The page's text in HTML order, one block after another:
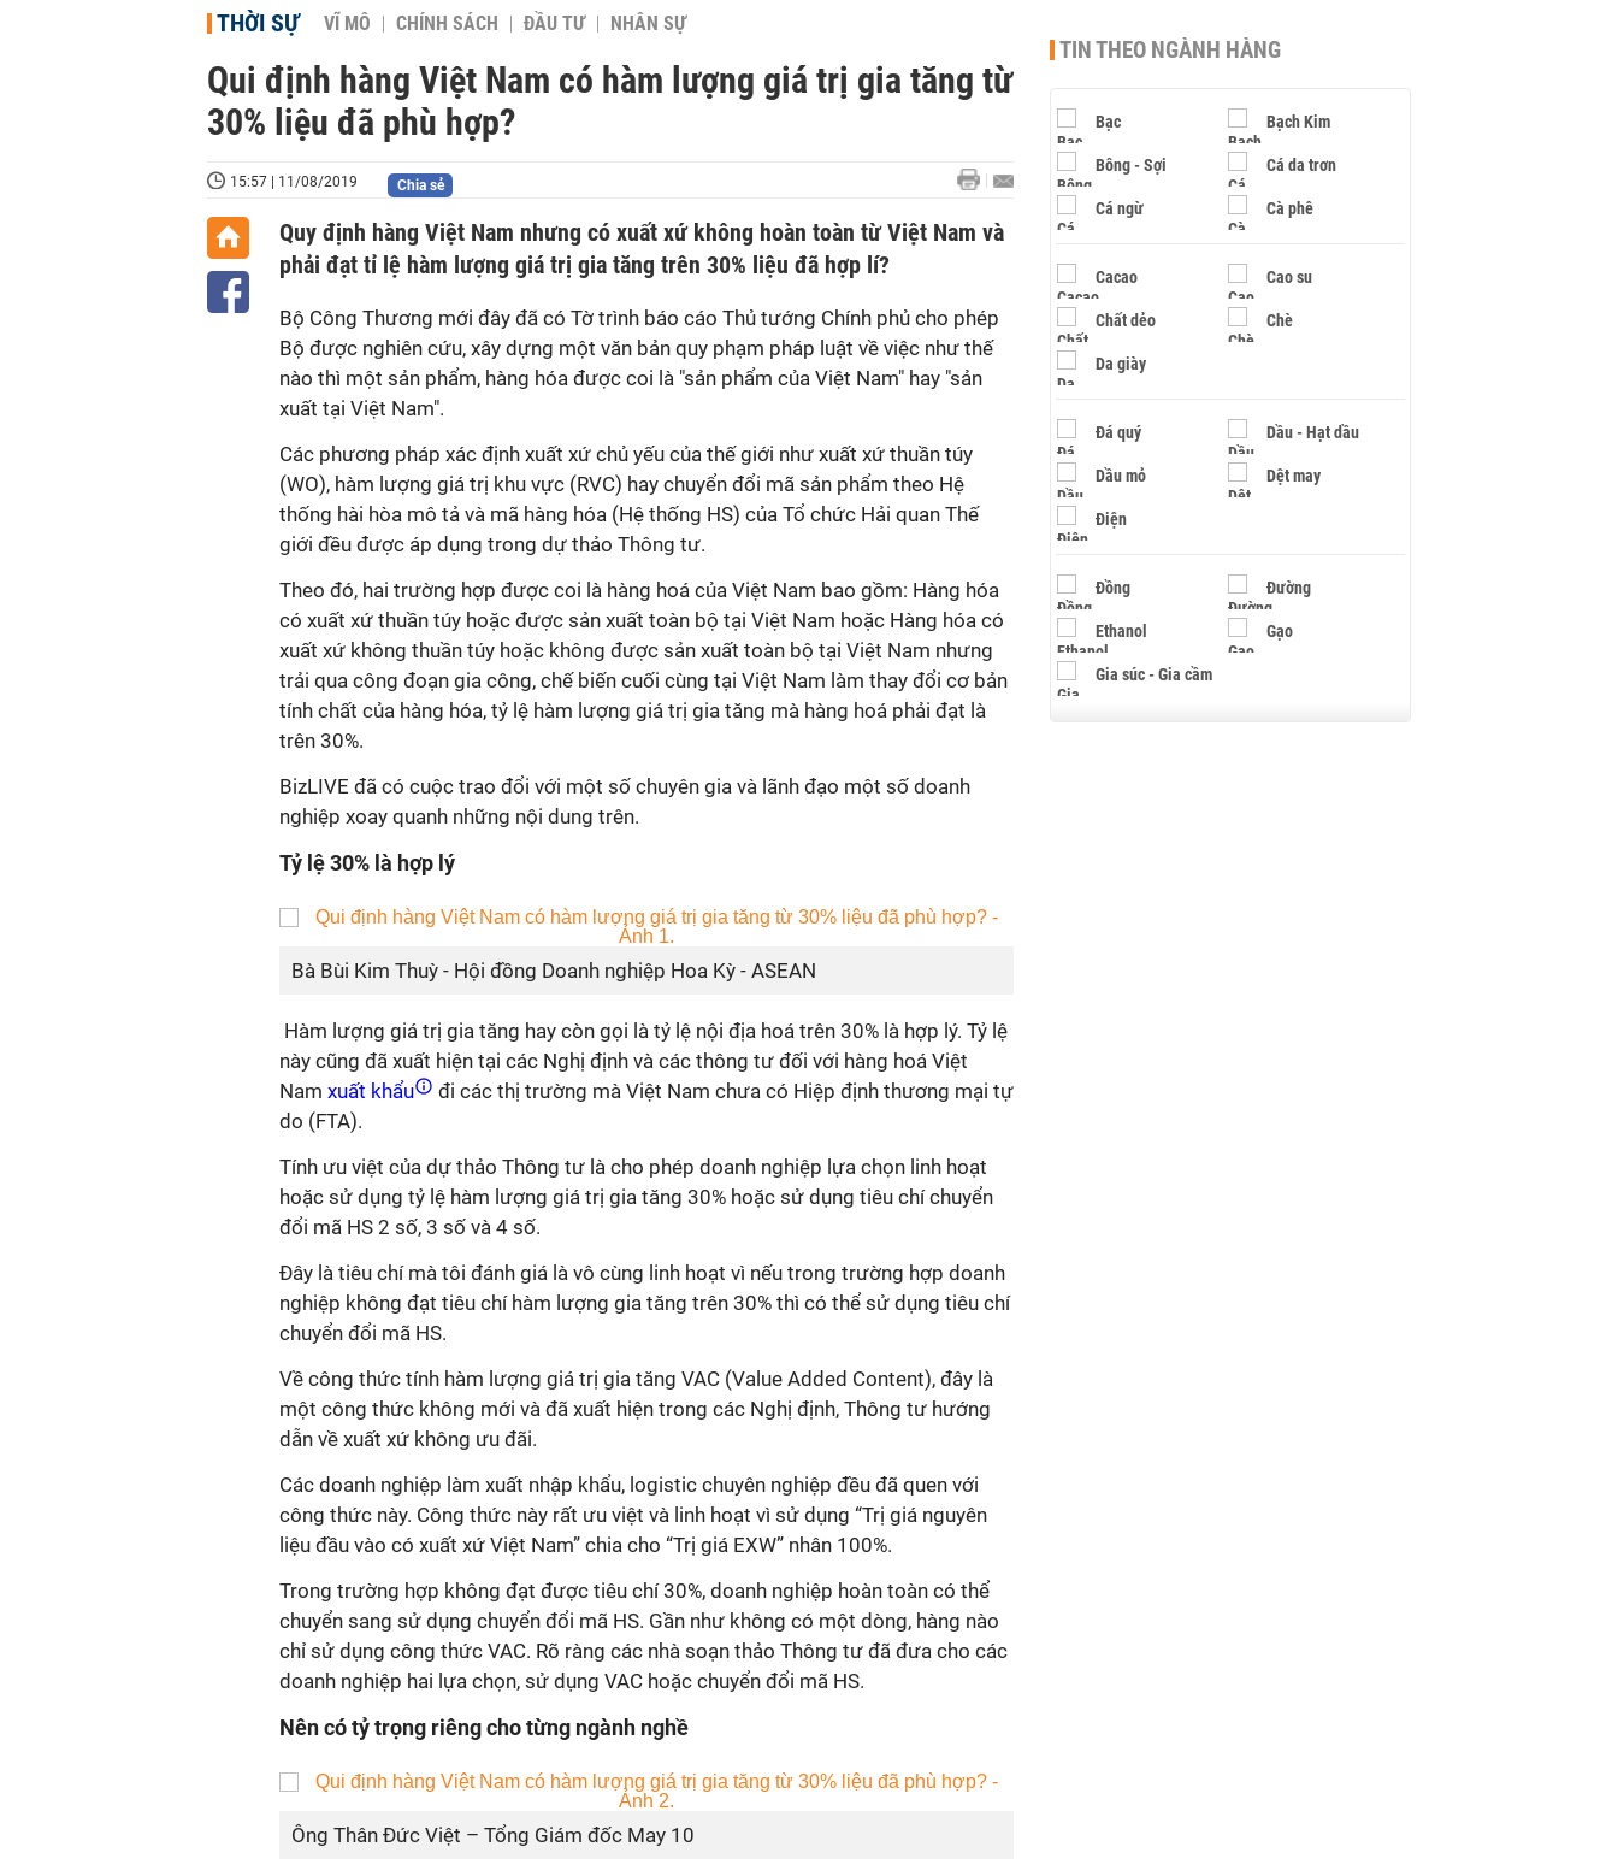
THỜI SỰ VĨ MÔ CHÍNH SÁCH ĐẦU TƯ NHÂN SỰ
Qui định hàng Việt Nam có hàm lượng giá trị gia tăng từ
30% liệu đã phù hợp?
15:57 | 11/08/2019 Chia sẻ
Quy định hàng Việt Nam nhưng có xuất xứ không hoàn toàn từ Việt Nam và
phải đạt tỉ lệ hàm lượng giá trị gia tăng trên 30% liệu đã hợp lí?
Bộ Công Thương mới đây đã có Tờ trình báo cáo Thủ tướng Chính phủ cho phép
Bộ được nghiên cứu, xây dựng một văn bản quy phạm pháp luật về việc như thế
nào thì một sản phẩm, hàng hóa được coi là "sản phẩm của Việt Nam" hay "sản
xuất tại Việt Nam".
Các phương pháp xác định xuất xứ chủ yếu của thế giới như xuất xứ thuần túy
(WO), hàm lượng giá trị khu vực (RVC) hay chuyển đổi mã sản phẩm theo Hệ
thống hài hòa mô tả và mã hàng hóa (Hệ thống HS) của Tổ chức Hải quan Thế
giới đều được áp dụng trong dự thảo Thông tư.
Theo đó, hai trường hợp được coi là hàng hoá của Việt Nam bao gồm: Hàng hóa
có xuất xứ thuần túy hoặc được sản xuất toàn bộ tại Việt Nam hoặc Hàng hóa có
xuất xứ không thuần túy hoặc không được sản xuất toàn bộ tại Việt Nam nhưng
trải qua công đoạn gia công, chế biến cuối cùng tại Việt Nam làm thay đổi cơ bản
tính chất của hàng hóa, tỷ lệ hàm lượng giá trị gia tăng mà hàng hoá phải đạt là
trên 30%.
BizLIVE đã có cuộc trao đổi với một số chuyên gia và lãnh đạo một số doanh
nghiệp xoay quanh những nội dung trên.
Tỷ lệ 30% là hợp lý
Bà Bùi Kim Thuỳ - Hội đồng Doanh nghiệp Hoa Kỳ - ASEAN
Hàm lượng giá trị gia tăng hay còn gọi là tỷ lệ nội địa hoá trên 30% là hợp lý. Tỷ lệ
này cũng đã xuất hiện tại các Nghị định và các thông tư đối với hàng hoá Việt
Nam xuất khẩu
đi các thị trường mà Việt Nam chưa có Hiệp định thương mại tự
do (FTA).
Tính ưu việt của dự thảo Thông tư là cho phép doanh nghiệp lựa chọn linh hoạt
hoặc sử dụng tỷ lệ hàm lượng giá trị gia tăng 30% hoặc sử dụng tiêu chí chuyển
đổi mã HS 2 số, 3 số và 4 số.
Đây là tiêu chí mà tôi đánh giá là vô cùng linh hoạt vì nếu trong trường hợp doanh
nghiệp không đạt tiêu chí hàm lượng gia tăng trên 30% thì có thể sử dụng tiêu chí
chuyển đổi mã HS.
Về công thức tính hàm lượng giá trị gia tăng VAC (Value Added Content), đây là
một công thức không mới và đã xuất hiện trong các Nghị định, Thông tư hướng
dẫn về xuất xứ không ưu đãi.
Các doanh nghiệp làm xuất nhập khẩu, logistic chuyên nghiệp đều đã quen với
công thức này. Công thức này rất ưu việt và linh hoạt vì sử dụng “Trị giá nguyên
liệu đầu vào có xuất xứ Việt Nam” chia cho “Trị giá EXW” nhân 100%.
Trong trường hợp không đạt được tiêu chí 30%, doanh nghiệp hoàn toàn có thể
chuyển sang sử dụng chuyển đổi mã HS. Gần như không có một dòng, hàng nào
chỉ sử dụng công thức VAC. Rõ ràng các nhà soạn thảo Thông tư đã đưa cho các
doanh nghiệp hai lựa chọn, sử dụng VAC hoặc chuyển đổi mã HS.
Nên có tỷ trọng riêng cho từng ngành nghề
Ông Thân Đức Việt – Tổng Giám đốc May 10
TIN THEO NGÀNH HÀNG
Bạc Bạch Kim
Bông - Sợi Cá da trơn
Cá ngừ Cà phê
Cacao Cao su
Chất dẻo Chè
Da giày
Đá quý Dầu - Hạt dầu
Dầu mỏ Dệt may
Điện
Đồng Đường
Ethanol Gạo
Gia súc - Gia cầm